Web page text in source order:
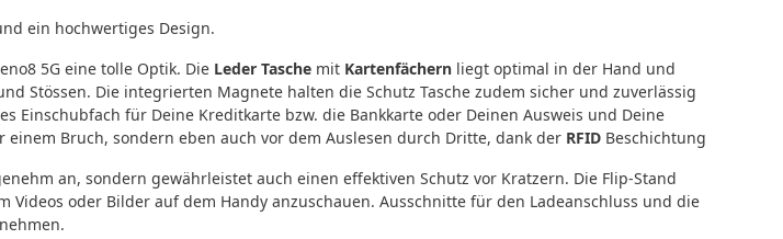
ein hochwertiges Design.
5G eine tolle Optik. Die Leder Tasche mit Kartenfächern liegt optimal in der Hand und
Stössen. Die integrierten Magnete halten die Schutz Tasche zudem sicher und zuverlässig
für Deine Kreditkarte bzw. die Bankkarte oder Deinen Ausweis und Deine
Bruch, sondern eben auch vor dem Auslesen durch Dritte, dank der RFID Beschichtung
an, sondern gewährleistet auch einen effektiven Schutz vor Kratzern. Die Flip-Stand
oder Bilder auf dem Handy anzuschauen. Ausschnitte für den Ladeanschluss und die